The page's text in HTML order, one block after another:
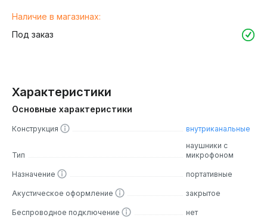
Наличие в магазинах:
Под заказ
Характеристики
Основные характеристики
Конструкция внутриканальные
Тип
наушники с
микрофоном
Назначение портативные
Акустическое оформление закрытое
Беспроводное подключение
нет